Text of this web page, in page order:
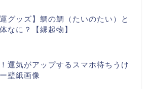
運グッズ】鯛の鯛（たいのたい）と
なに？【縁起物】
運気がアップするスマホ待ちうけ
壁紙画像